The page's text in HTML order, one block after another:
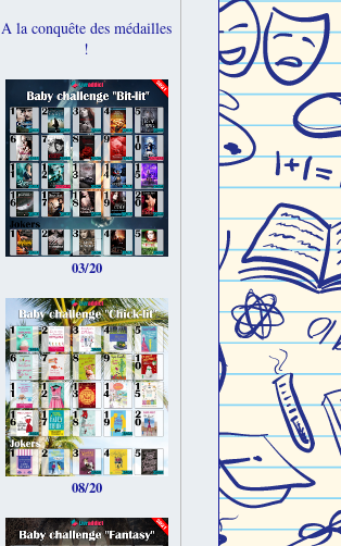
A la conquête des médailles
!
03/20
08/20